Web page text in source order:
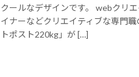
クールなデザインです。 webクリ
イナーなどクリエイティブな専門
トポスト220kg」が […]